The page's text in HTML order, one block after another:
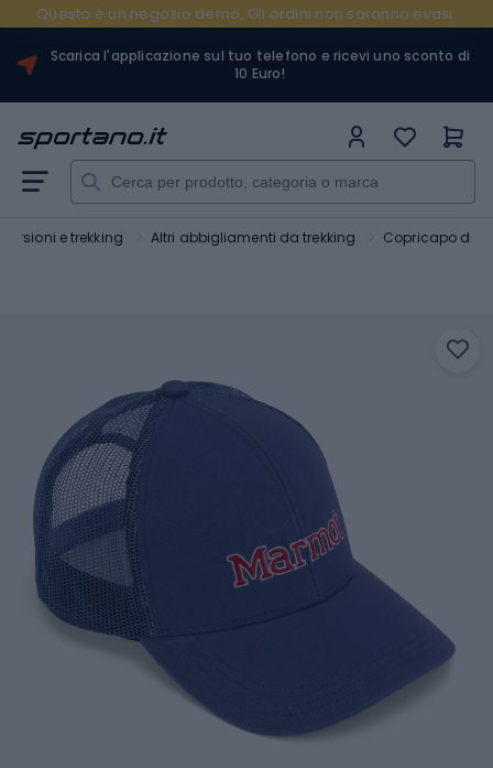
Questo è un negozio demo. Gli ordini non saranno evasi.
Scarica l'applicazione sul tuo telefono e ricevi uno sconto di
10 Euro!
e trekking Altri abbigliamenti da trekking Copricapo da